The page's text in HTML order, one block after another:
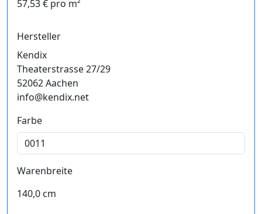
57,53 € pro m²
Hersteller
Kendix
Theaterstrasse 27/29
52062 Aachen
info@kendix.net
Farbe
Warenbreite
140,0 cm